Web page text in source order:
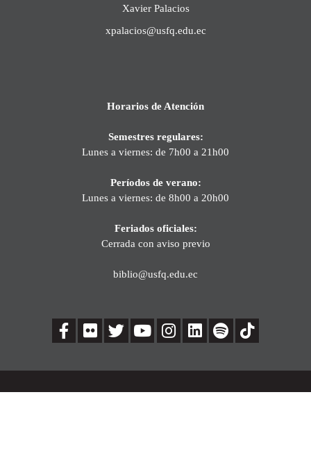
Xavier Palacios
xpalacios@usfq.edu.ec
Horarios de Atención
Semestres regulares:
Lunes a viernes: de 7h00 a 21h00
Períodos de verano:
Lunes a viernes: de 8h00 a 20h00
Feriados oficiales:
Cerrada con aviso previo
biblio@usfq.edu.ec